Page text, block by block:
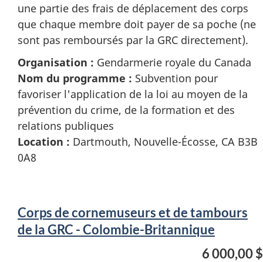
une partie des frais de déplacement des corps
que chaque membre doit payer de sa poche (ne
sont pas remboursés par la GRC directement).
Organisation : Gendarmerie royale du Canada
Nom du programme : Subvention pour
favoriser l'application de la loi au moyen de la
prévention du crime, de la formation et des
relations publiques
Location : Dartmouth, Nouvelle-Écosse, CA B3B
0A8
Corps de cornemuseurs et de tambours
de la GRC - Colombie-Britannique
6 000,00 $